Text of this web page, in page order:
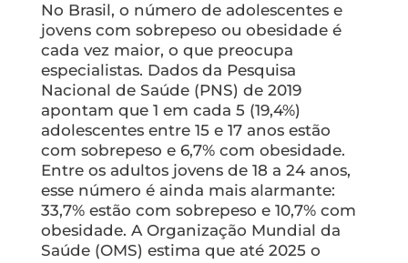
No Brasil, o número de adolescentes e
jovens com sobrepeso ou obesidade é
cada vez maior, o que preocupa
especialistas. Dados da Pesquisa
Nacional de Saúde (PNS) de 2019
apontam que 1 em cada 5 (19,4%)
adolescentes entre 15 e 17 anos estão
com sobrepeso e 6,7% com obesidade.
Entre os adultos jovens de 18 a 24 anos,
esse número é ainda mais alarmante:
33,7% estão com sobrepeso e 10,7% com
obesidade. A Organização Mundial da
Saúde (OMS) estima que até 2025 o